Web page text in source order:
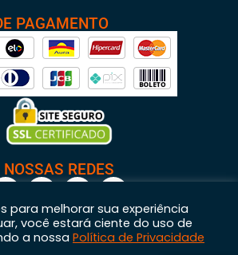
PAGAMENTO
NOSSAS REDES
para melhorar sua experiência
você estará ciente do uso de
a nossa Política de Privacidade